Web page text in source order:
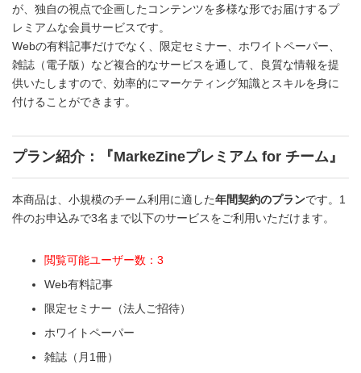
が、独自の視点で企画したコンテンツを多様な形でお届けするプ
レミアムな会員サービスです。
Webの有料記事だけでなく、限定セミナー、ホワイトペーパー、
雑誌（電子版）など複合的なサービスを通して、良質な情報を提
供いたしますので、効率的にマーケティング知識とスキルを身に
付けることができます。
プラン紹介：『MarkeZineプレミアム for チーム』
本商品は、小規模のチーム利用に適した年間契約のプランです。1
件のお申込みで3名まで以下のサービスをご利用いただけます。
閲覧可能ユーザー数：3
Web有料記事
限定セミナー（法人ご招待）
ホワイトペーパー
雑誌（月1冊）